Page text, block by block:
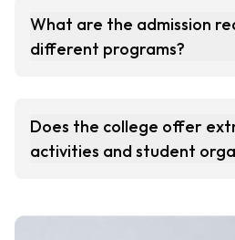
What are the admission
different programs?
Does the college offer
activities and student